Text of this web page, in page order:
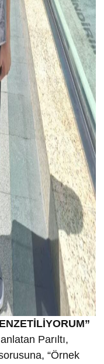
Parıltı,
“Örnek